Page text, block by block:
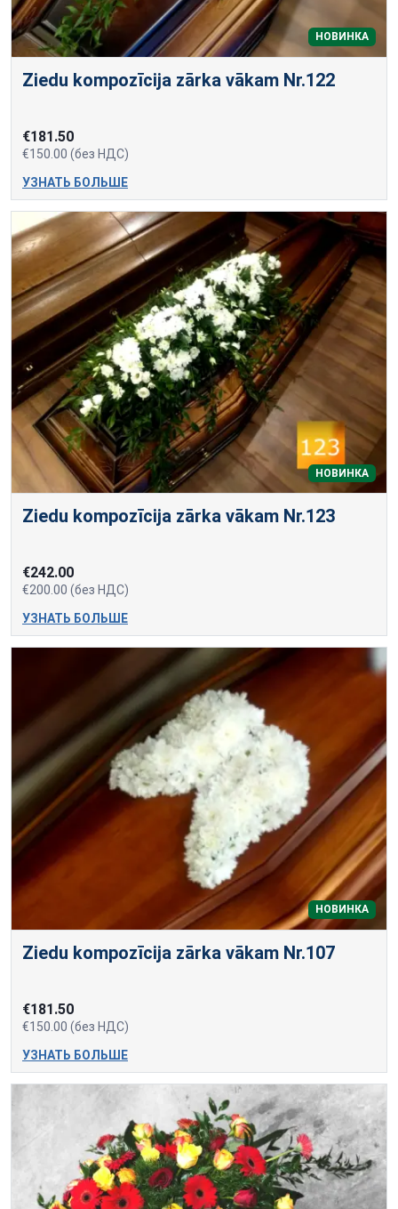
НОВИНКА
Ziedu kompozīcija zārka vākam Nr.122
€181.50
€150.00 (без НДС)
УЗНАТЬ БОЛЬШЕ
НОВИНКА
Ziedu kompozīcija zārka vākam Nr.123
€242.00
€200.00 (без НДС)
УЗНАТЬ БОЛЬШЕ
НОВИНКА
Ziedu kompozīcija zārka vākam Nr.107
€181.50
€150.00 (без НДС)
УЗНАТЬ БОЛЬШЕ